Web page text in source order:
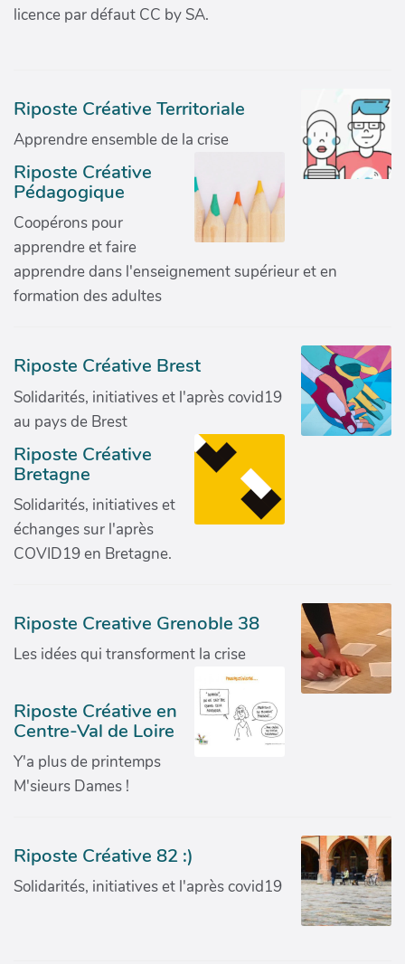
licence par défaut CC by SA.
Riposte Créative Territoriale
Apprendre ensemble de la crise
Riposte Créative
Pédagogique
Coopérons pour
apprendre et faire
apprendre dans l'enseignement supérieur et en
formation des adultes
Riposte Créative Brest
Solidarités, initiatives et l'après covid19
au pays de Brest
Riposte Créative
Bretagne
Solidarités, initiatives et
échanges sur l'après
COVID19 en Bretagne.
Riposte Creative Grenoble 38
Les idées qui transforment la crise
Riposte Créative en
Centre-Val de Loire
Y'a plus de printemps
M'sieurs Dames !
Riposte Créative 82 :)
Solidarités, initiatives et l'après covid19